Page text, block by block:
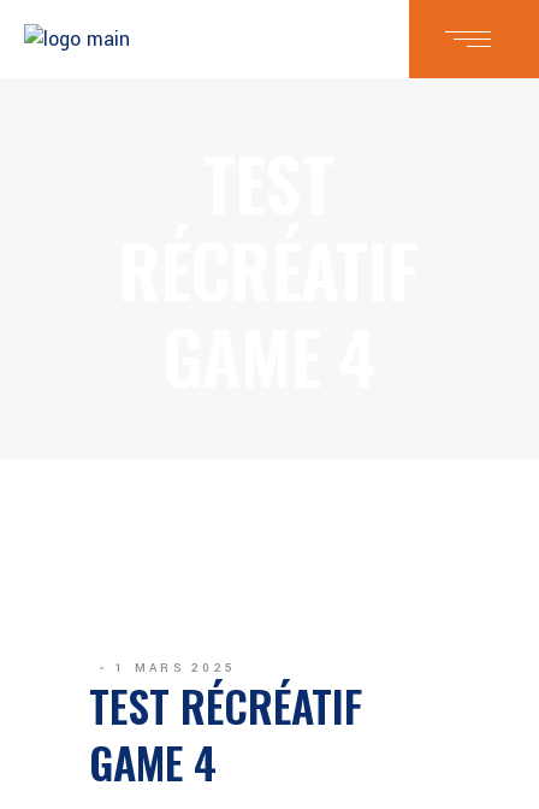
1 MARS 2025
TEST RÉCRÉATIF
GAME 4